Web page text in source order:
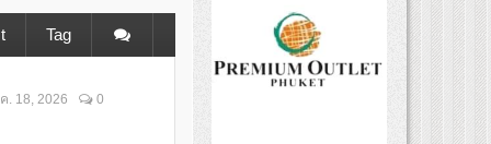
Tag
. 18, 2026 0